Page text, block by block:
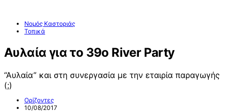
Νομός Καστοριάς
Τοπικά
Αυλαία για το 39ο River Party
“Αυλαία” και στη συνεργασία με την εταιρία παραγωγής
(;)
Ορίζοντες
10/08/2017